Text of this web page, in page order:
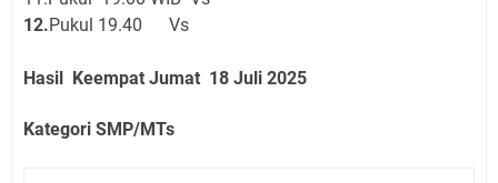
12.Pukul 19.40 Vs
Hasil Keempat Jumat 18 Juli 2025
Kategori SMP/MTs